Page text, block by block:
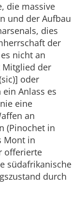
die massive
und der Aufbau
dies
der
nicht an
Mitglied der
oder
Anlass es
eine
an
(Pinochet in
Mont in
offerierte
südafrikanische
durch